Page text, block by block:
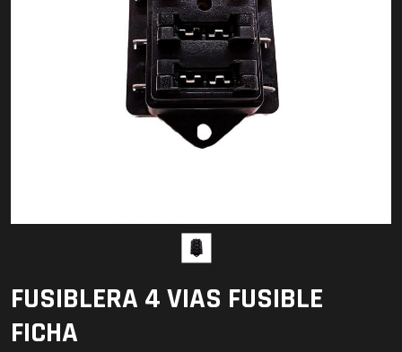
Accesorios y herramientas
Audio
Barras
Detailing
Faros
LED
FUSIBLERA 4 VIAS FUSIBLE
FICHA